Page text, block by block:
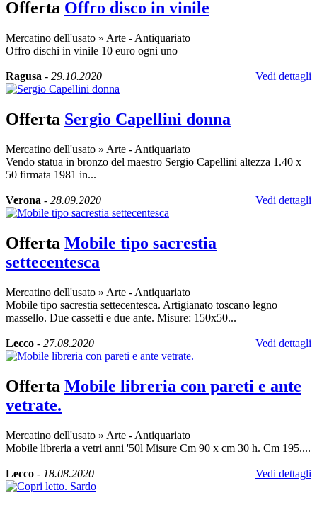
Offerta Offro disco in vinile
Mercatino dell'usato » Arte - Antiquariato
Offro dischi in vinile 10 euro ogni uno
Ragusa - 29.10.2020 Vedi dettagli
Offerta Sergio Capellini donna
Mercatino dell'usato » Arte - Antiquariato
Vendo statua in bronzo del maestro Sergio Capellini altezza 1.40 x
50 firmata 1981 in...
Verona - 28.09.2020 Vedi dettagli
Offerta Mobile tipo sacrestia
settecentesca
Mercatino dell'usato » Arte - Antiquariato
Mobile tipo sacrestia settecentesca. Artigianato toscano legno
massello. Due cassetti e due ante. Misure: 150x50...
Lecco - 27.08.2020 Vedi dettagli
Offerta Mobile libreria con pareti e ante
vetrate.
Mercatino dell'usato » Arte - Antiquariato
Mobile libreria a vetri anni '50l Misure Cm 90 x cm 30 h. Cm 195....
Lecco - 18.08.2020 Vedi dettagli